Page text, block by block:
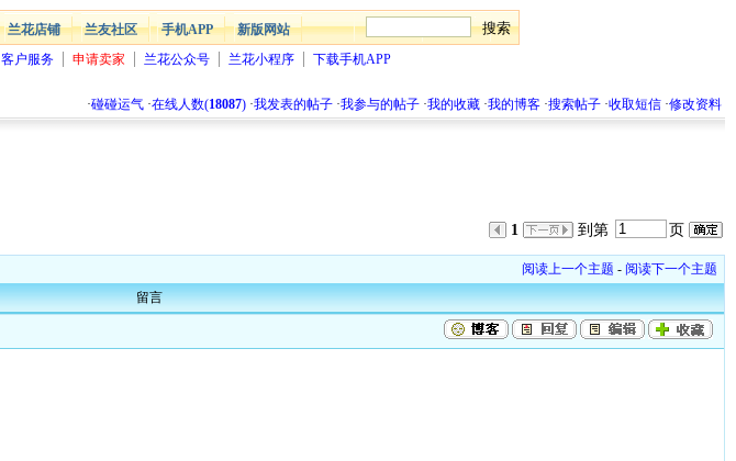
兰花店铺 兰友社区 手机APP
新版网站
客户服务 申请卖家 兰花公众号 兰花小程序 下载手机APP
·碰碰运气 ·在线人数(18087) ·我发表的帖子 ·我参与的帖子 ·我的收藏 ·我的博客 ·搜索帖子 ·收取短信 ·修改资料
1 到第 页
阅读上一个主题 - 阅读下一个主题
留言